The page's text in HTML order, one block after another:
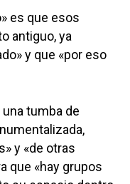
es que esos
antiguo, ya
y que «por eso
tumba de
y «de otras
que «hay grupos